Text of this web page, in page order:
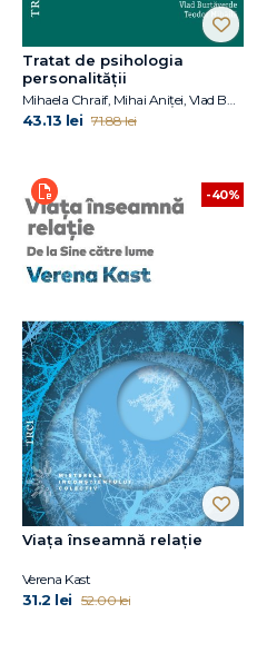
Tratat de psihologia
personalității
Mihaela Chraif, Mihai Aniței, Vlad Burtăverde, Teodor Mihăilă
43.13 lei 71.88 lei
-40%
Viața înseamnă relație
Verena Kast
31.2 lei 52.00 lei